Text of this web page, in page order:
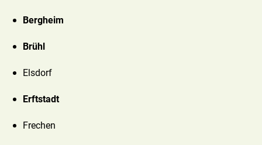
Bergheim
Brühl
Elsdorf
Erftstadt
Frechen